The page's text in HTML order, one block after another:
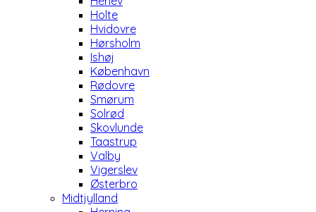
Holte
Hvidovre
Hørsholm
Ishøj
København
Rødovre
Smørum
Solrød
Skovlunde
Taastrup
Valby
Vigerslev
Østerbro
Midtjylland